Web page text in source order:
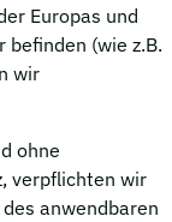
Europas und
befinden (wie z.B.
wir
ohne
verpflichten wir
anwendbaren